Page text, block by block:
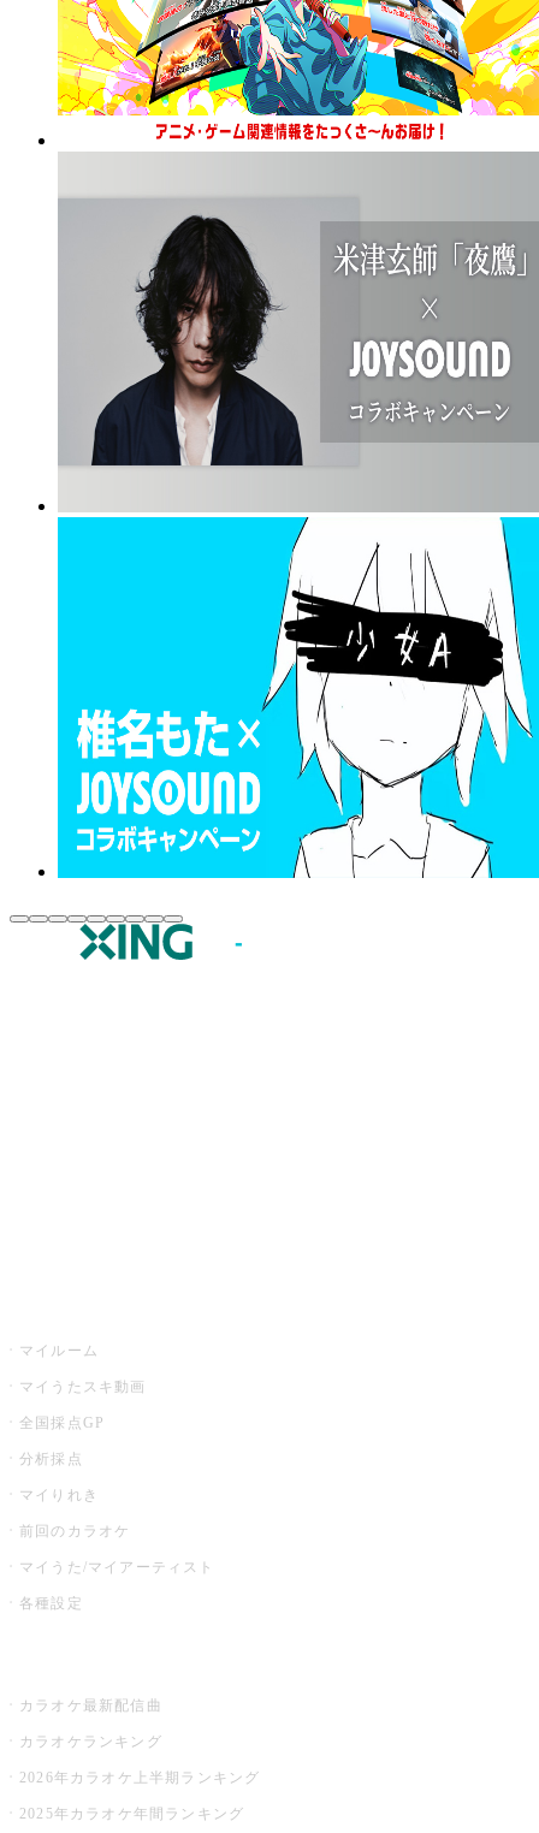
マイルーム
マイうたスキ動画
全国採点GP
分析採点
マイりれき
前回のカラオケ
マイうた/マイアーティスト
各種設定
カラオケ最新配信曲
カラオケランキング
2026年カラオケ上半期ランキング
2025年カラオケ年間ランキング